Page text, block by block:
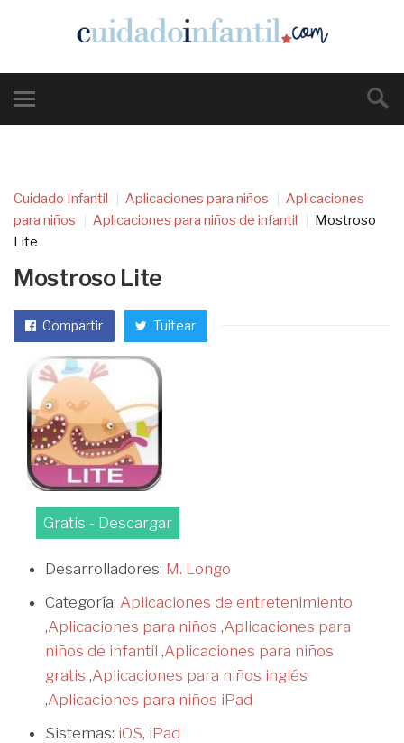
Cuidado Infantil Aplicaciones para niños
Aplicaciones
para niños
Aplicaciones para niños de infantil
Mostroso
Lite
Mostroso Lite
Compartir Tuitear
Gratis - Descargar
Desarrolladores: M. Longo
Categoría: Aplicaciones de entretenimiento
,Aplicaciones para niños ,Aplicaciones para
niños de infantil ,Aplicaciones para niños
gratis ,Aplicaciones para niños inglés
,Aplicaciones para niños iPad
Sistemas: iOS, iPad